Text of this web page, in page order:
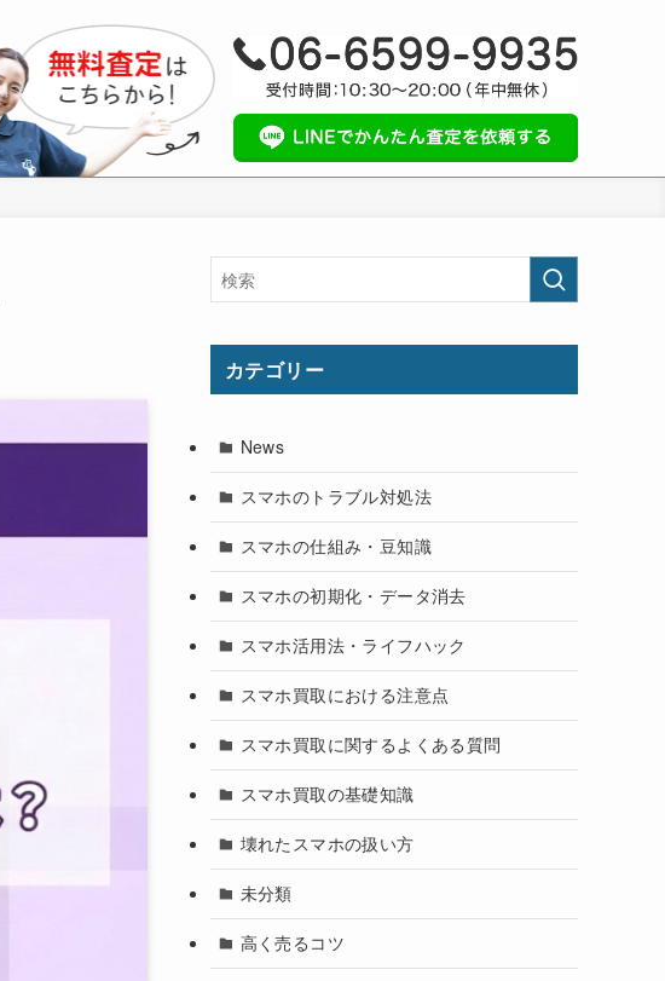
カテゴリー
News
スマホのトラブル対処法
スマホの仕組み・豆知識
スマホの初期化・データ消去
スマホ活用法・ライフハック
スマホ買取における注意点
スマホ買取に関するよくある質問
スマホ買取の基礎知識
壊れたスマホの扱い方
未分類
高く売るコツ